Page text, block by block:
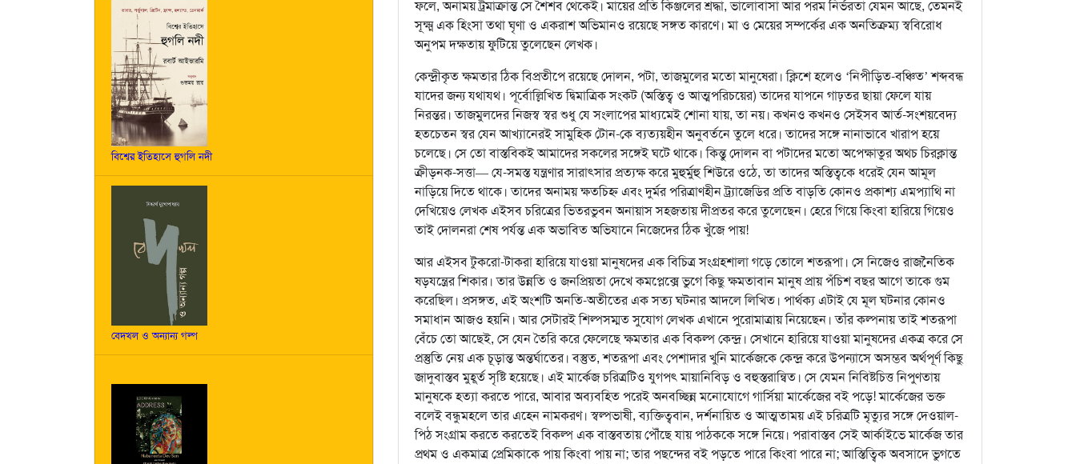
বিশ্বের ইতিহাসে হুগলি নদী
বেদখল ও অন্যান্য গল্প
ফলে, অনাময় ট্রমাক্রান্ত সে শৈশব থেকেই। মায়ের প্রতি কিঞ্জলের শ্রদ্ধা, ভালোবাসা আর পরম নির্ভরতা যেমন আছে, তেমনই
সূক্ষ্ম এক হিংসা তথা ঘৃণা ও একরাশ অভিমানও রয়েছে সঙ্গত কারণে। মা ও মেয়ের সম্পর্কের এক অনতিক্রম্য স্ববিরোধ
অনুপম দক্ষতায় ফুটিয়ে তুলেছেন লেখক।
কেন্দ্রীকৃত ক্ষমতার ঠিক বিপ্রতীপে রয়েছে দোলন, পটা, তাজমুলের মতো মানুষেরা। ক্লিশে হলেও ‘নিপীড়িত-বঞ্চিত’ শব্দবন্ধ
যাদের জন্য যথাযথ। পূর্বোল্লিখিত দ্বিমাত্রিক সংকট (অস্তিত্ব ও আত্মপরিচয়ের) তাদের যাপনে গাঢ়তর ছায়া ফেলে যায়
নিরন্তর। তাজমুলদের নিজস্ব স্বর শুধু যে সংলাপের মাধ্যমেই শোনা যায়, তা নয়। কখনও কখনও সেইসব আর্ত-সংশয়বেদ্য
হতচেতন স্বর যেন আখ্যানেরই সামুহিক টোন-কে ব্যত্যয়হীন অনুবর্তনে তুলে ধরে। তাদের সঙ্গে নানাভাবে খারাপ হয়ে
চলেছে। সে তো বাস্তবিকই আমাদের সকলের সঙ্গেই ঘটে থাকে। কিন্তু দোলন বা পটাদের মতো অপেক্ষাতুর অথচ চিরক্লান্ত
ক্রীড়নক-সত্তা— যে-সমস্ত যন্ত্রণার সারাৎসার প্রত্যক্ষ করে মুহুর্মুহু শিউরে ওঠে, তা তাদের অস্তিত্বকে ধরেই যেন আমূল
নাড়িয়ে দিতে থাকে। তাদের অনাময় ক্ষতচিহ্ন এবং দুর্মর পরিত্রাণহীন ট্র্যাজেডির প্রতি বাড়তি কোনও প্রকাশ্য এমপ্যাথি না
দেখিয়েও লেখক এইসব চরিত্রের ভিতরভুবন অনায়াস সহজতায় দীপ্রতর করে তুলেছেন। হেরে গিয়ে কিংবা হারিয়ে গিয়েও
তাই দোলনরা শেষ পর্যন্ত এক অভাবিত অভিযানে নিজেদের ঠিক খুঁজে পায়!
আর এইসব টুকরো-টাকরা হারিয়ে যাওয়া মানুষদের এক বিচিত্র সংগ্রহশালা গড়ে তোলে শতরূপা। সে নিজেও রাজনৈতিক
ষড়যন্ত্রের শিকার। তার উন্নতি ও জনপ্রিয়তা দেখে কমপ্লেক্সে ভুগে কিছু ক্ষমতাবান মানুষ প্রায় পঁচিশ বছর আগে তাকে গুম
করেছিল। প্রসঙ্গত, এই অংশটি অনতি-অতীতের এক সত্য ঘটনার আদলে লিখিত। পার্থক্য এটাই যে মূল ঘটনার কোনও
সমাধান আজও হয়নি। আর সেটারই শিল্পসম্মত সুযোগ লেখক এখানে পুরোমাত্রায় নিয়েছেন। তাঁর কল্পনায় তাই শতরূপা
বেঁচে তো আছেই, সে যেন তৈরি করে ফেলেছে ক্ষমতার এক বিকল্প কেন্দ্র। সেখানে হারিয়ে যাওয়া মানুষদের একত্র করে সে
প্রস্তুতি নেয় এক চূড়ান্ত অন্তর্ঘাতের। বস্তুত, শতরূপা এবং পেশাদার খুনি মার্কেজকে কেন্দ্র করে উপন্যাসে অসম্ভব অর্থপূর্ণ কিছু
জাদুবাস্তব মুহূর্ত সৃষ্টি হয়েছে। এই মার্কেজ চরিত্রটিও যুগপৎ মায়ানিবিড় ও বহুস্তরান্বিত। সে যেমন নিবিষ্টচিত্ত নিপুণতায়
মানুষকে হত্যা করতে পারে, আবার অব্যবহিত পরেই অনবচ্ছিন্ন মনোযোগে গার্সিয়া মার্কেজের বই পড়ে! মার্কেজের ভক্ত
বলেই বন্ধুমহলে তার এহেন নামকরণ। স্বল্পভাষী, ব্যক্তিত্ববান, দর্শনায়িত ও আত্মতাময় এই চরিত্রটি মৃত্যুর সঙ্গে দেওয়াল-
পিঠ সংগ্রাম করতে করতেই বিকল্প এক বাস্তবতায় পৌঁছে যায় পাঠককে সঙ্গে নিয়ে। পরাবাস্তব সেই আর্কাইভে মার্কেজ তার
প্রথম ও একমাত্র প্রেমিকাকে পায় কিংবা পায় না; তার পছন্দের বই পড়তে পারে কিংবা পারে না; আস্তিত্বিক অবসাদে ভুগতে